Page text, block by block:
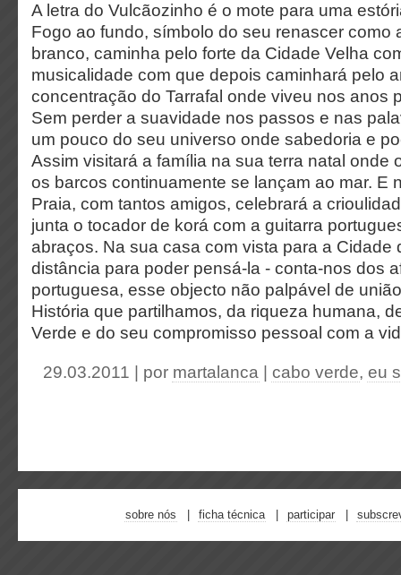
A letra do Vulcãozinho é o mote para uma
Fogo ao fundo, símbolo do seu renascer como
branco, caminha pelo forte da Cidade Velha
musicalidade com que depois caminhará pelo
concentração do Tarrafal onde viveu nos anos
Sem perder a suavidade nos passos e nas
um pouco do seu universo onde sabedoria e
Assim visitará a família na sua terra natal onde
os barcos continuamente se lançam ao mar. E
Praia, com tantos amigos, celebrará a
junta o tocador de korá com a guitarra
abraços. Na sua casa com vista para a Cidade
distância para poder pensá-la - conta-nos dos
portuguesa, esse objecto não palpável de
História que partilhamos, da riqueza humana,
Verde e do seu compromisso pessoal com a
29.03.2011 | por martalanca cabo verde, eu
sobre nós ficha técnica participar